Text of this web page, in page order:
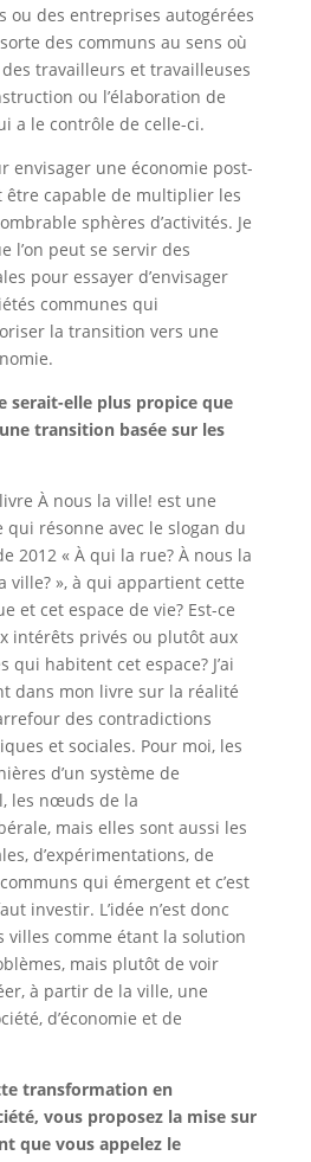
ou des entreprises autogérées
des communs au sens où
travailleurs et travailleuses
ou l’élaboration de
a le contrôle de celle-ci.
envisager une économie post-
capable de multiplier les
sphères d’activités. Je
l’on peut se servir des
pour essayer d’envisager
communes qui
la transition vers une
serait-elle plus propice que
transition basée sur les
À nous la ville! est une
qui résonne avec le slogan du
2012 « À qui la rue? À nous la
ville? », à qui appartient cette
et cet espace de vie? Est-ce
intérêts privés ou plutôt aux
qui habitent cet espace? J’ai
dans mon livre sur la réalité
des contradictions
et sociales. Pour moi, les
d’un système de
les nœuds de la
mais elles sont aussi les
d’expérimentations, de
qui émergent et c’est
investir. L’idée n’est donc
villes comme étant la solution
mais plutôt de voir
à partir de la ville, une
d’économie et de
transformation en
vous proposez la mise sur
que vous appelez le